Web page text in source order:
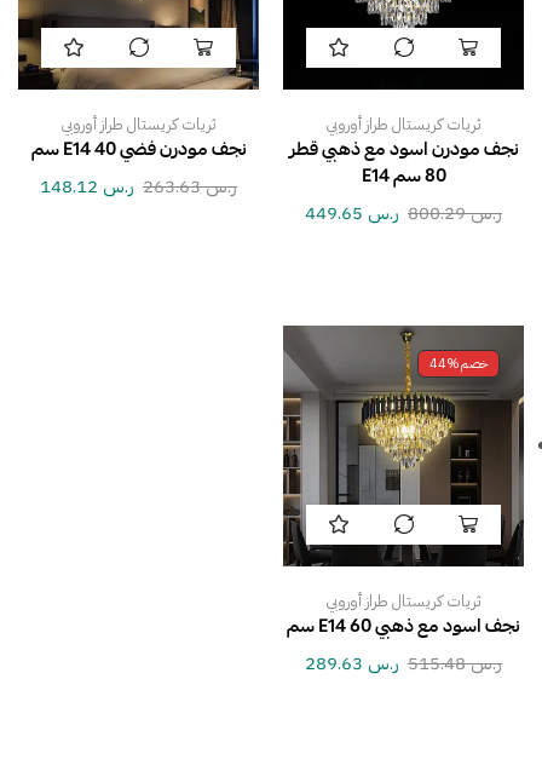
ثريات كريستال طراز أوروبي
نجف مودرن اسود مع ذهبي قطر
80 سم E14
ر.س800.29 ر.س
ثريات كريستال طراز أوروبي
نجف مودرن فضي E14 40 سم
ر.س263.63 ر.س
خصم44%
ثريات كريستال طراز أوروبي
نجف اسود مع ذهبي E14 60 سم
ر.س515.48 ر.س